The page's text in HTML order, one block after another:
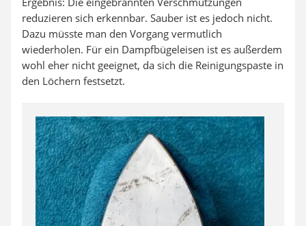
reduzieren sich erkennbar. Sauber ist es jedoch nicht.
Dazu müsste man den Vorgang vermutlich
wiederholen. Für ein Dampfbügeleisen ist es außerdem
wohl eher nicht geeignet, da sich die Reinigungspaste in
den Löchern festsetzt.